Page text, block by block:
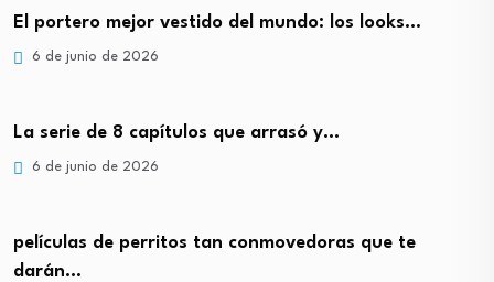
El portero mejor vestido del mundo: los looks…
6 de junio de 2026
La serie de 8 capítulos que arrasó y…
6 de junio de 2026
películas de perritos tan conmovedoras que te
darán…